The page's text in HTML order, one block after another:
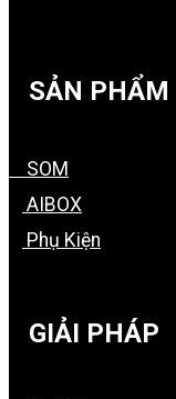
SẢN PHẨM
SOM
AIBOX
Phụ Kiện
GIẢI PHÁP